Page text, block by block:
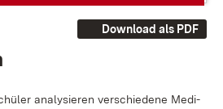
Download als PDF
ana­ly­sie­ren ver­schie­de­ne Me­di­